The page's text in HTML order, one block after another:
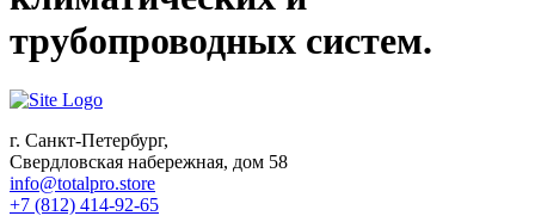
трубопроводных систем.
г. Санкт-Петербург,
Свердловская набережная, дом 58
info@totalpro.store
+7 (812) 414-92-65